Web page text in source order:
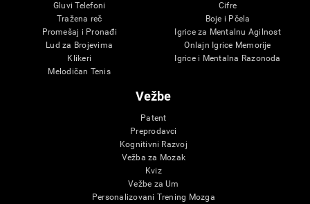
Gluvi Telefoni
Tražena reč
Promešaj i Pronađi
Lud za Brojevima
Klikeri
Melodičan Tenis
Cifre
Boje i Pčela
Igrice za Mentalnu Agilnost
Onlajn Igrice Memorije
Igrice i Mentalna Razonoda
Vežbe
Patent
Preprodavci
Kognitivni Razvoj
Vežba za Mozak
Kviz
Vežbe za Um
Personalizovani Trening Mozga